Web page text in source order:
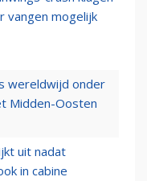
vangen mogelijk
wereldwijd onder
Midden-Oosten
uit nadat
in cabine